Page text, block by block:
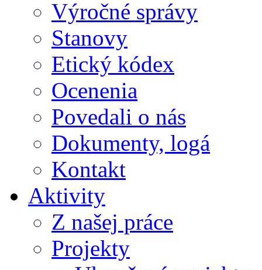
Výročné správy
Stanovy
Etický kódex
Ocenenia
Povedali o nás
Dokumenty, logá
Kontakt
Aktivity
Z našej práce
Projekty